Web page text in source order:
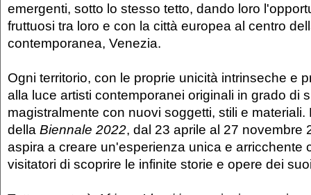
emergenti, sotto lo stesso tetto, dando loro
fruttuosi tra loro e con la città europea al centro
contemporanea, Venezia.
Ogni territorio, con le proprie unicità intrinseche e
alla luce artisti contemporanei originali in grado di
magistralmente con nuovi soggetti, stili e materiali.
della Biennale 2022, dal 23 aprile al 27 novembre
aspira a creare un'esperienza unica e arricchente
visitatori di scoprire le infinite storie e opere dei